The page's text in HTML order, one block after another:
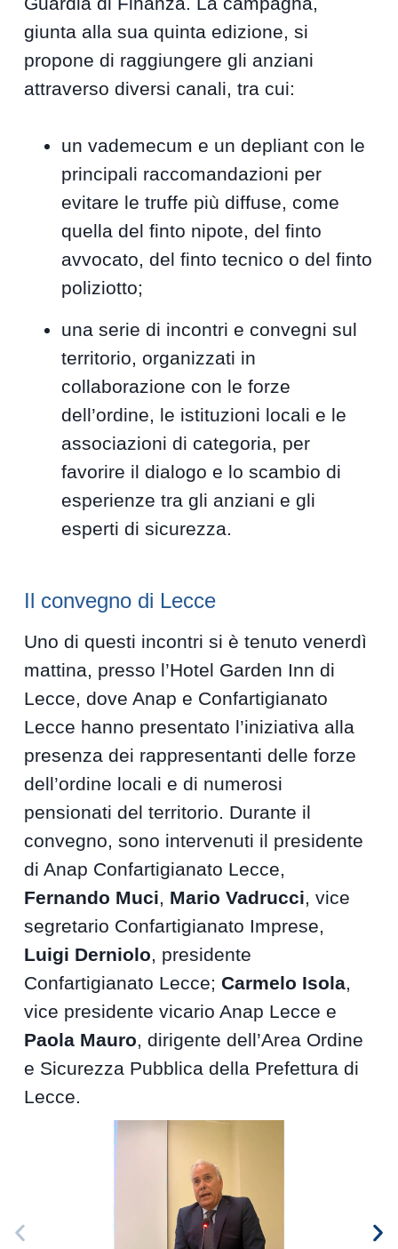
giunta alla sua quinta edizione, si
propone di raggiungere gli anziani
attraverso diversi canali, tra cui:
un vademecum e un depliant con le
principali raccomandazioni per
evitare le truffe più diffuse, come
quella del finto nipote, del finto
avvocato, del finto tecnico o del finto
poliziotto;
una serie di incontri e convegni sul
territorio, organizzati in
collaborazione con le forze
dell’ordine, le istituzioni locali e le
associazioni di categoria, per
favorire il dialogo e lo scambio di
esperienze tra gli anziani e gli
esperti di sicurezza.
Il convegno di Lecce
Uno di questi incontri si è tenuto venerdì
mattina, presso l’Hotel Garden Inn di
Lecce, dove Anap e Confartigianato
Lecce hanno presentato l’iniziativa alla
presenza dei rappresentanti delle forze
dell’ordine locali e di numerosi
pensionati del territorio. Durante il
convegno, sono intervenuti il presidente
di Anap Confartigianato Lecce,
Fernando Muci
Mario Vadrucci , vice
segretario Confartigianato Imprese,
Luigi Derniolo , presidente
Confartigianato Lecce;Carmelo Isola
vice presidente vicario Anap Lecce e
Paola Mauro , dirigente dell’Area Ordine
e Sicurezza Pubblica della Prefettura di
Lecce.